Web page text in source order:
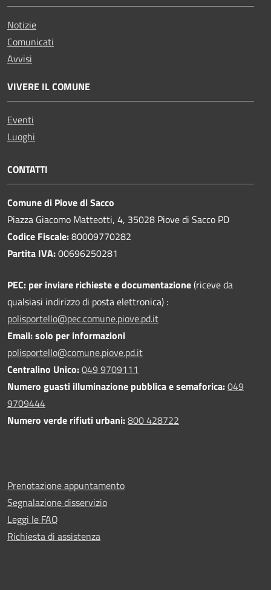
Notizie
Comunicati
Avvisi
VIVERE IL COMUNE
Eventi
Luoghi
CONTATTI
Comune di Piove di Sacco
Piazza Giacomo Matteotti, 4, 35028 Piove di Sacco PD
Codice Fiscale:80009770282
Partita IVA:00696250281
PEC: per inviare richieste e documentazione(riceve da
qualsiasi indirizzo di posta elettronica) :
polisportello@pec.comune.piove.pd.it
Email: solo per informazioni
polisportello@comune.piove.pd.it
Centralino Unico:049 9709111
Numero guasti illuminazione pubblica e semaforica:049
9709444
Numero verde rifiuti urbani:800 428722
Prenotazione appuntamento
Segnalazione disservizio
Leggi le FAQ
Richiesta di assistenza